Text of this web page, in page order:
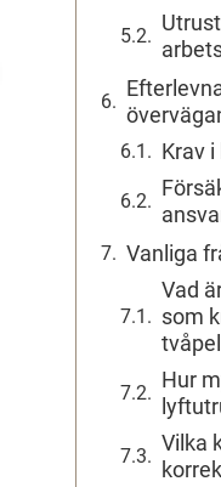
Krav
Vanliga
Vad
som
Hur
Vilka